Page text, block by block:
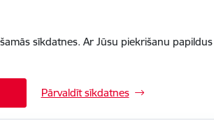
sīkdatnes. Ar Jūsu piekrišanu
Pārvaldīt sīkdatnes